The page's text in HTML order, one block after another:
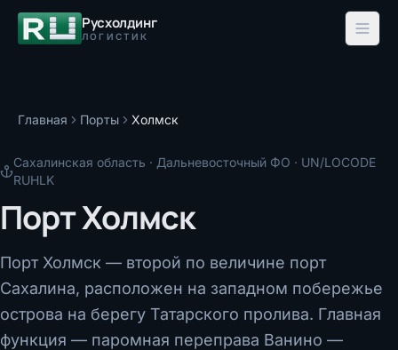
Русхолдинг
ЛОГИСТИК
Главная Порты Холмск
Сахалинская область · Дальневосточный ФО · UN/LOCODE
RUHLK
Порт Холмск
Порт Холмск — второй по величине порт
Сахалина, расположен на западном побережье
острова на берегу Татарского пролива. Главная
функция — паромная переправа Ванино —